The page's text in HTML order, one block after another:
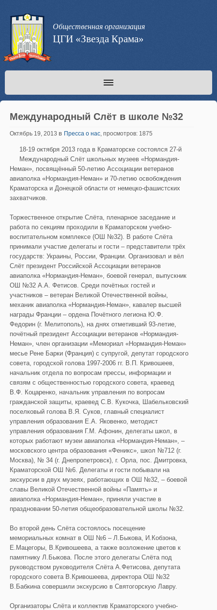
Общественная организация
ЦГИ «Звезда Крама»
Международный Слёт в школе №32
Октябрь 19, 2013 в Пресса о нас, просмотров: 1875
18-19 октября 2013 года в Краматорске состоялся 27-й
Международный Слёт школьных музеев «Нормандия-
Неман», посвящённый 50-летию Ассоциации ветеранов
авиаполка «Нормандия-Неман» и 70-летию освобождения
Краматорска и Донецкой области от немецко-фашистских
захватчиков.
Торжественное открытие Слёта, пленарное заседание и
работа по секциям проходили в Краматорском учебно-
воспитательном комплексе (ОШ №32). В работе Слёта
принимали участие делегаты и гости – представители трёх
государств: Украины, России, Франции. Организовал и вёл
Слёт президент Российской Ассоциации ветеранов
авиаполка «Нормандия-Неман», боевой генерал, выпускник
ОШ №32 А.А. Фетисов. Среди почётных гостей и
участников – ветеран Великой Отечественной войны,
механик авиаполка «Нормандия-Неман», кавалер высшей
награды Франции – ордена Почётного легиона Ю.Ф.
Федорин (г. Мелитополь), на днях отметивший 93-летие,
почётный президент Ассоциации ветеранов «Нормандия-
Неман», член организации «Мемориал «Нормандия-Неман»
месье Рене Барки (Франция) с супругой, депутат городского
совета, городской голова 1997-2006 гг. В.П. Кривошеев,
начальник отдела по вопросам прессы, информации и
связям с общественностью городского совета, краевед
В.Ф. Коцаренко, начальник управления по вопросам
гражданской защиты, краевед С.В. Кукочка, Шабельковский
поселковый голова В.Я. Суков, главный специалист
управления образования Е.А. Яковенко, методист
управления образования Г.М. Афонин, делегаты школ, в
которых работают музеи авиаполка «Нормандия-Неман», –
московского центра образования «Феникс», школ №712 (г.
Москва), № 34 (г. Днепропетровск), г. Орла, пос. Дмитровка,
Краматорской ОШ №6. Делегаты и гости побывали на
экскурсии в двух музеях, работающих в ОШ №32, – боевой
славы Великой Отечественной войны «Память» и
авиаполка «Нормандия-Неман», приняли участие в
праздновании 50-летия общеобразовательной школы №32.
Во второй день Слёта состоялось посещение
мемориальных комнат в ОШ №6 – Л.Быкова, И.Кобзона,
Е.Мацегоры, В.Кривошеева, а также возложение цветов к
памятнику Л.Быкова. После этого делегаты Слёта под
руководством руководителя Слёта А.Фетисова, депутата
городского совета В.Кривошеева, директора ОШ №32
В.Бабкина совершили экскурсию в Святогорскую Лавру.
Организаторы Слёта и коллектив Краматорского учебно-